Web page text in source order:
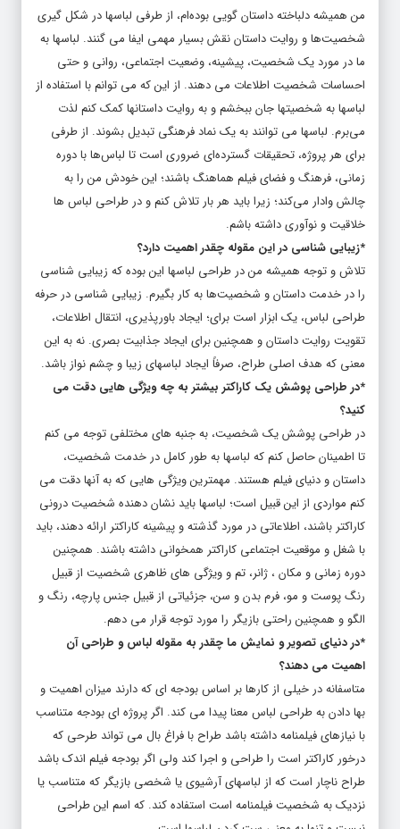
من همیشه دلباخته‌ داستان گویی بوده‌ام، از طرفی لباسها در شکل‌ گیری
شخصیت‌ها و روایت داستان نقش بسیار مهمی ایفا می‌ گنند. لباسها به
ما در مورد یک شخصیت، پیشینه‌، وضعیت اجتماعی، روانی و حتی
احساسات شخصیت اطلاعات می‌ دهند. از این که می‌ توانم با استفاده از
لباسها به شخصیتها جان ببخشم و به روایت داستانها کمک کنم لذت
می‌برم. لباسها می‌ توانند به یک نماد فرهنگی تبدیل بشوند. از طرفی
برای هر پروژه، تحقیقات گسترده‌ای ضروری است تا لباس‌ها با دوره
زمانی، فرهنگ و فضای فیلم هماهنگ باشند؛ این خودش من را به
چالش وادار می‌کند؛ زیرا باید هر بار تلاش کنم و در طراحی لباس‌ ها
خلاقیت و نوآوری داشته باشم.
*زیبایی شناسی در این مقوله چقدر اهمیت دارد؟
تلاش و توجه همیشه من در طراحی لباسها این بوده که زیبایی‌ شناسی
را در خدمت داستان و شخصیت‌ها به کار بگیرم. زیبایی‌ شناسی در حرفه‌
طراحی لباس، یک ابزار است برای؛ ایجاد باورپذیری، انتقال اطلاعات،
تقویت روایت داستان و همچنین برای ایجاد جذابیت بصری. نه به این
معنی که هدف اصلی طراح، صرفاً ایجاد لباسهای زیبا و چشم‌ نواز باشد.
*در طراحی پوشش یک کاراکتر بیشتر به چه ویژگی هایی دقت می
کنید؟
در طراحی پوشش یک شخصیت، به جنبه‌ های مختلفی توجه می‌ کنم
تا اطمینان حاصل کنم که لباسها به طور کامل در خدمت شخصیت،
داستان و دنیای فیلم هستند. مهمترین ویژگی‌ هایی که به آنها دقت می‌
کنم مواردی از این قبیل است؛ لباسها باید نشان‌ دهنده شخصیت درونی
کاراکتر باشند، اطلاعاتی در مورد گذشته و پیشینه کاراکتر ارائه دهند، باید
با شغل و موقعیت اجتماعی کاراکتر همخوانی داشته باشند. همچنین
دوره زمانی و مکان ، ژانر، تم و ویژگی‌ های ظاهری شخصیت از قبیل
رنگ پوست و مو، فرم بدن و سن، جزئیاتی از قبیل جنس پارچه، رنگ و
الگو و همچنین راحتی بازیگر را مورد توجه قرار می‌ دهم.
*در دنیای تصویر و نمایش ما چقدر به مقوله لباس و طراحی آن
اهمیت می دهند؟
متاسفانه در خیلی از کارها بر اساس بودجه ای که دارند میزان اهمیت و
بها دادن به طراحی لباس معنا پیدا می‌‌ کند. اگر پروژه‌ ای بودجه‌ متناسب
با نیازهای فیلمنامه داشته باشد طراح با فراغ بال می‌ تواند طرحی که
درخور کاراکتر است را طراحی و اجرا کند ولی اگر بودجه‌ فیلم اندک باشد
طراح ناچار است که از لباسهای آرشیوی یا شخصی بازیگر که متناسب یا
نزدیک به شخصیت فیلمنامه است استفاده کند. که اسم این طراحی